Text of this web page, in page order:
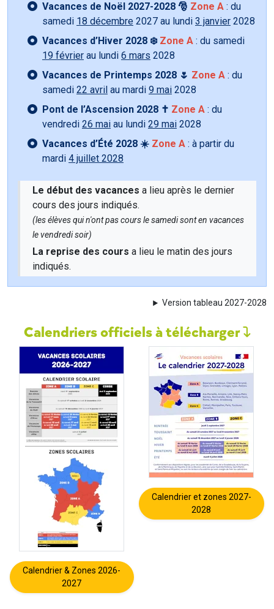
Vacances de Noël 2027-2028 🎅 Zone A : du
samedi 18 décembre 2027 au lundi 3 janvier 2028
Vacances d’Hiver 2028 ❄️ Zone A : du samedi
19 février au lundi 6 mars 2028
Vacances de Printemps 2028 🌷 Zone A : du
samedi 22 avril au mardi 9 mai 2028
Pont de l’Ascension 2028 ✝️ Zone A : du
vendredi 26 mai au lundi 29 mai 2028
Vacances d’Été 2028 ☀️ Zone A : à partir du
mardi 4 juillet 2028
Le début des vacances a lieu après le dernier
cours des jours indiqués.
(les élèves qui n'ont pas cours le samedi sont en vacances
le vendredi soir)
La reprise des cours a lieu le matin des jours
indiqués.
Version tableau 2027-2028
Calendriers officiels à télécharger
Calendrier & Zones 2026-
2027
Calendrier et zones 2027-
2028